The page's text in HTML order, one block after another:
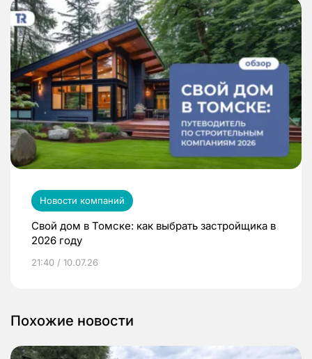
Новости компаний
Свой дом в Томске: как выбрать застройщика в
2026 году
21:40 / 10.07.26
Похожие новости